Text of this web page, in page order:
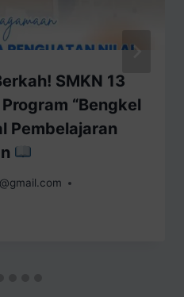
SMKN 13
“Bengkel
Pembelajaran